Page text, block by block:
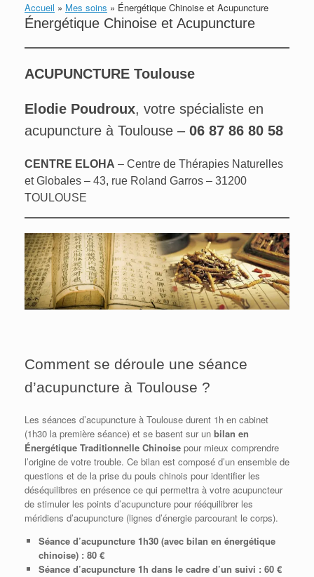
Accueil » Mes soins » Énergétique Chinoise et Acupuncture
Énergétique Chinoise et Acupuncture
ACUPUNCTURE Toulouse
Elodie Poudroux, votre spécialiste en
acupuncture à Toulouse – 06 87 86 80 58
CENTRE ELOHA – Centre de Thérapies Naturelles
et Globales – 43, rue Roland Garros – 31200
TOULOUSE
Comment se déroule une séance
d’acupuncture à Toulouse ?
Les séances d’acupuncture à Toulouse durent 1h en cabinet
(1h30 la première séance) et se basent sur un bilan en
Énergétique Traditionnelle Chinoise pour mieux comprendre
l’origine de votre trouble. Ce bilan est composé d’un ensemble de
questions et de la prise du pouls chinois pour identifier les
déséquilibres en présence ce qui permettra à votre acupuncteur
de stimuler les points d’acupuncture pour rééquilibrer les
méridiens d’acupuncture (lignes d’énergie parcourant le corps).
Séance d’acupuncture 1h30 (avec bilan en énergétique
chinoise) : 80 €
Séance d’acupuncture 1h dans le cadre d’un suivi : 60 €